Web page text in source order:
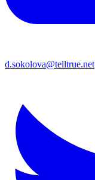
d.sokolova@telltrue.net